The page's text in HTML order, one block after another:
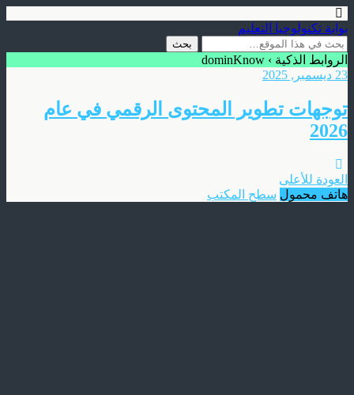
بوابة تكنولوجيا التعليم
الروابط الذكية › dominKnow
23 ديسمبر, 2025
توجهات تطوير المحتوى الرقمي في عام
2026
العودة للأعلى
هاتف محمول سطح المكتب